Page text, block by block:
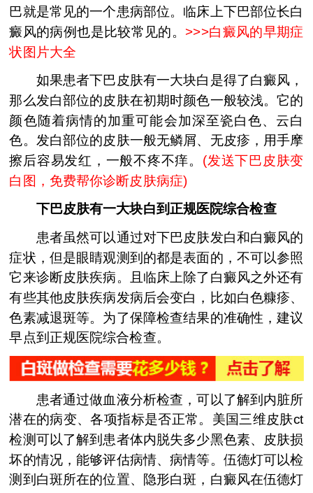
巴就是常见的一个患病部位。临床上下巴部位长白
癜风的病例也是比较常见的。 >>>白癜风的早期症
状图片大全
如果患者下巴皮肤有一大块白是得了白癜风，
那么发白部位的皮肤在初期时颜色一般较浅。它的
颜色随着病情的加重可能会加深至瓷白色、云白
色。发白部位的皮肤一般无鳞屑、无皮疹，用手摩
擦后容易发红，一般不疼不痒。 (发送下巴皮肤变
白图，免费帮你诊断皮肤病症)
下巴皮肤有一大块白到正规医院综合检查
患者虽然可以通过对下巴皮肤发白和白癜风的
症状，但是眼睛观测到的都是表面的，不可以参照
它来诊断皮肤疾病。且临床上除了白癜风之外还有
有些其他皮肤疾病发病后会变白，比如白色糠疹、
色素减退斑等。为了保障检查结果的准确性，建议
早点到正规医院综合检查。
患者通过做血液分析检查，可以了解到内脏所
潜在的病变、各项指标是否正常。美国三维皮肤ct
检测可以了解到患者体内脱失多少黑色素、皮肤损
坏的情况，能够评估病情、病情等。伍德灯可以检
测到白斑所在的位置、隐形白斑，白癜风在伍德灯